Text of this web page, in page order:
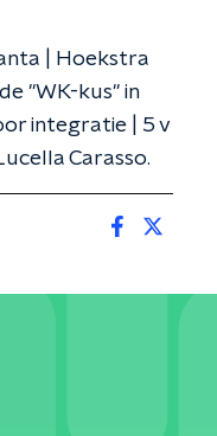
| Hoekstra
"WK-kus" in
integratie | 5 v
Carasso.